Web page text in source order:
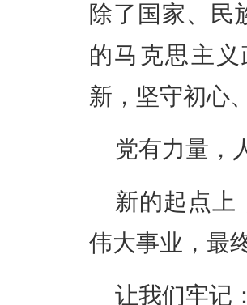
除了国家、民
的马克思主
新， 坚守初心
党有力量，
新的起点上
伟大事业，最
让我们牢记